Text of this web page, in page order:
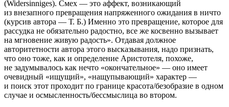
(Widersinniges). Смех — это аффект, возникающий
из внезапного превращения напряженного ожидания в ничто
(курсив автора — Т. Б.) Именно это превращение, которое для
рассудка не обязательно радостно, все же косвенно вызывает
на мгновение живую радость». Отдавая должное
авторитетности автора этого высказывания, надо признать,
что оно тоже, как и определение Аристотеля, похоже,
не задумывалось как нечто «окончательное» — оно имеет
очевидный «ищущий», «нащупывающий» характер —
и поиск этот проходит по границе красота/безобразие в одном
случае и осмысленность/бессмыслица во втором.